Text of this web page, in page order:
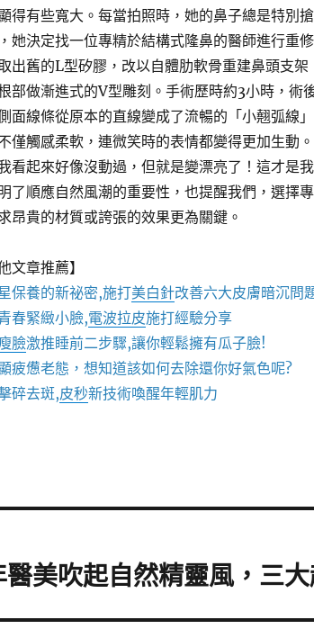
得有些寬大。每當拍照時，她的鼻子總是特別
她決定找一位專精於結構式隆鼻的醫師進行重
出舊的L型矽膠，改以自體肋軟骨重建鼻頭支
部做漸進式的V型雕刻。手術歷時約3小時，術
面線條從原本的直線變成了流暢的「小翹弧線
僅觸感柔軟，連微笑時的表情都變得更加生動
看起來好像沒動過，但就是變漂亮了！這才是
了順應自然風潮的重要性，也提醒我們，選擇
昂貴的材質或誇張的效果更為關鍵。
文章推薦】
保養的新祕密,施打美白針改善六大皮膚暗沉問
春緊緻小臉,電波拉皮施打經驗分享
臉激推睡前二步驟,讓你輕鬆擁有瓜子臉!
疲憊老態，想知道該如何去除還你好氣色呢?
碎去斑,皮秒新技術喚醒年輕肌力
美吹起自然精靈風，三